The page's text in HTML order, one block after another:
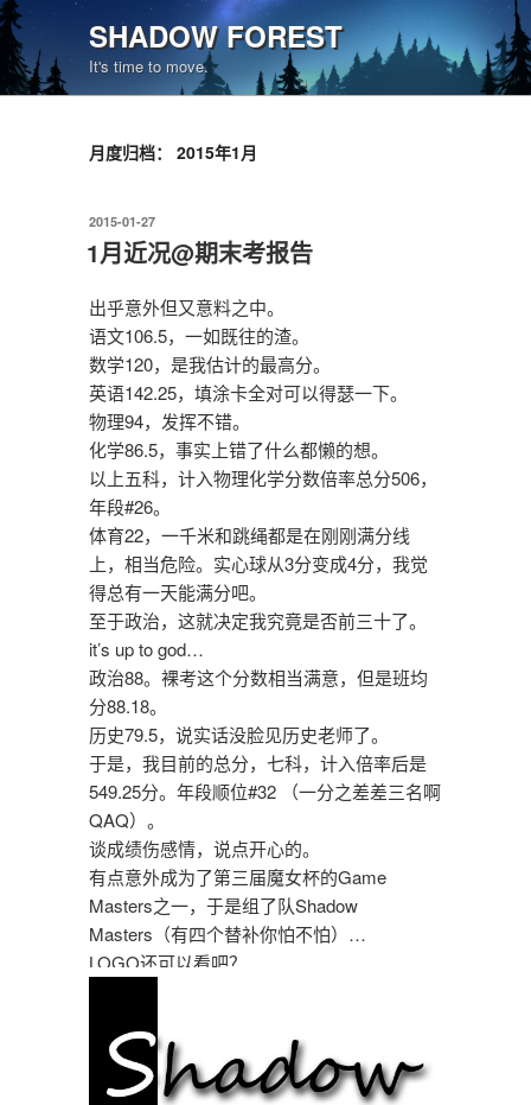
跳
至
内
容
SHADOW FOREST
It's time to move.
月度归档： 2015年1月
发
布
于
2015-01-27
1月近况@期末考报告
出乎意外但又意料之中。
语文106.5，一如既往的渣。
数学120，是我估计的最高分。
英语142.25，填涂卡全对可以得瑟一下。
物理94，发挥不错。
化学86.5，事实上错了什么都懒的想。
以上五科，计入物理化学分数倍率总分506，
年段#26。
体育22，一千米和跳绳都是在刚刚满分线
上，相当危险。实心球从3分变成4分，我觉
得总有一天能满分吧。
至于政治，这就决定我究竟是否前三十了。
it’s up to god…
政治88。裸考这个分数相当满意，但是班均
分88.18。
历史79.5，说实话没脸见历史老师了。
于是，我目前的总分，七科，计入倍率后是
549.25分。年段顺位#32 （一分之差差三名啊
QAQ）。
谈成绩伤感情，说点开心的。
有点意外成为了第三届魔女杯的Game
Masters之一，于是组了队Shadow
Masters（有四个替补你怕不怕）…
LOGO还可以看吧？